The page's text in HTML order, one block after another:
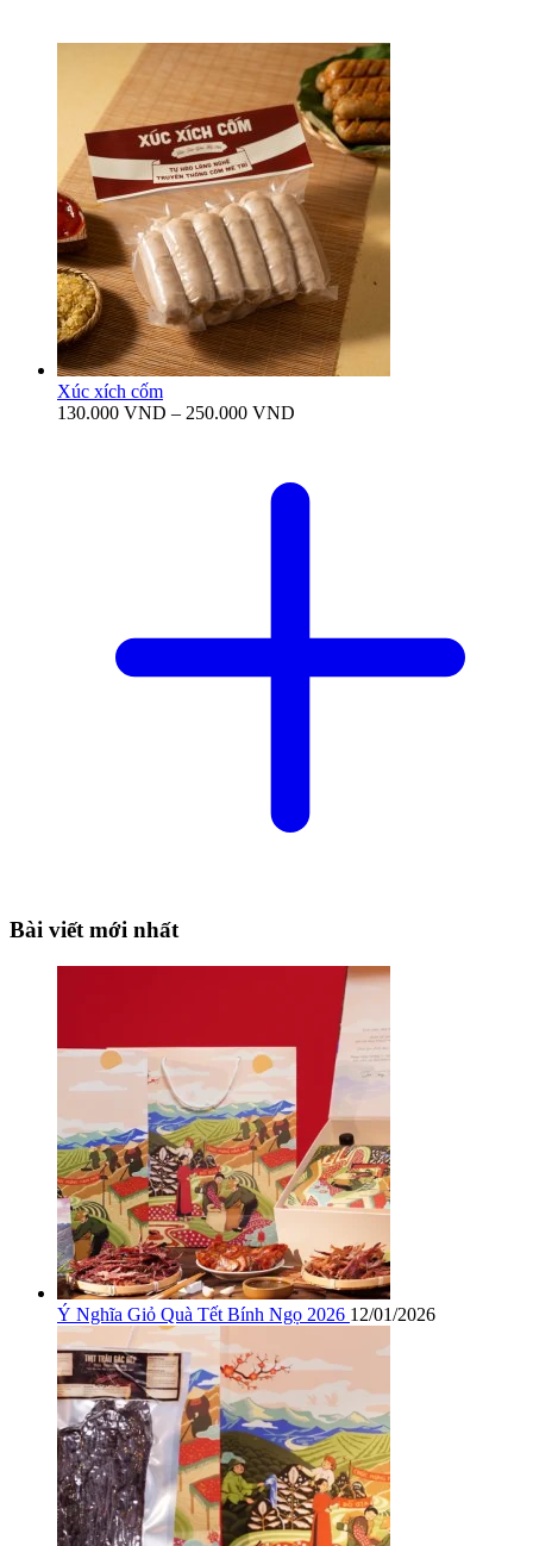
Xúc xích cốm
130.000 VND – 250.000 VND
đến
Bài viết mới nhất
Ý Nghĩa Giỏ Quà Tết Bính Ngọ 2026 12/01/2026